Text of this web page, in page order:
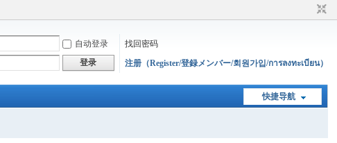
自动登录
找回密码
登录 注册（Register/登録メンバー/회원가입/การลงทะเบียน）
快捷导航